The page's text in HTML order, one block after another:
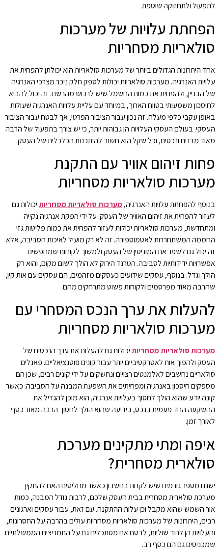
לתפעול ולתחזוקה שוטפת.
הפחתת עלויות של מערכות
סולאריות מסחריות
אחד היתרונות הגדולים ביותר של מערכות סולאריות הוא יכולתן להפחית את
עלויות האנרגיה. מערכות סולאריות יכולות לספק חלק ניכר מצרכי האנרגיה
של הבניין, ולהפחית את כמות החשמל שיש לרכוש מהרשת. זה יכול להביא
לחיסכון משמעותי בטווח הארוך, במיוחד עם עליית עלויות האנרגיה שעולות
באופן עקבי כלפי מעלה. זה נכון עבור הציבור הפרטי, אך לבטח עבור הציבור
העסקי. בעולם העסקי העלויות הן גבוהות יותר, כי יש צורך בתפעול של הרבה
מאוד מבנים ונכסים, וכל שקל הוא חשוב להיתכנות הכלכלית של העסק.
פחות זיהום אוויר עם התקנת
מערכות סולאריות מסחריות
בנוסף להפחתת עלויות האנרגיה,מערכות סולאריות מסחריותיכולות גם
לעזור להפחית את זיהום האוויר של העסק. על ידי הפקת אנרגיה נקייה
ומתחדשת, מערכות סולאריות יכולות לעזור להפחית את כמות פליטות גזי
החממה המשתחררות לאטמוספירה. זה לא רק מועיל לאיכות הסביבה, אלא
זה יכול גם לשפר את המוניטין של העסק ולמשוך לקוחות שמחפשים
אפשרויות ידידותיות לסביבה. הטרנד הירוק לא הולך לשום מקום, והוא רק
הולך וגדל. בנוסף, עסקים שידועים כעסקים מזהמים, הם עסקים עם אות קין,
שהרבה מאוד מפרסמים ולקוחות פשוט מתרחקים מהם.
להעלות את ערך הנכס המסחרי עם
מערכות סולאריות מסחריות
מערכות סולאריות מסחריותיכולות גם להעלות את ערך הנכסים של
העסק ולהפוך אות לאטרקטיביים יותר עבור קונים פוטנציאליים. פאנלים
סולאריים נחשבים לאלמנטים רצויים ונחשקים על ידי קונים רבים, שכן הם
מספקים חיסכון באנרגיה ומפחיתים את השפעת המבנה על הסביבה. כאשר
קונה יודע שהוא הולך לחסוך בעלויות אנרגיה, הוא מוכן להגדיל את
ההשקעה החד פעמית בנכס, בידיעה שהוא הולך לחסוך הרבה מאוד כסף
לאורך זמן.
איפה ומתי מתקינים מערכת
סולארית מסחרית?
ישנם מספר גורמים שיש לקחת בחשבון כאשר מחליטים האם להתקין
מערכת סולארית מסחרית בבית העסק שלכם, לרבות גודל המבנה, כמות
אור השמש שהוא מקבל וכן עלות ההתקנה. עם זאת, עבור עסקים וארגונים
רבים, היתרונות של מערכות סולאריות מסחריות עולים בהרבה על החסרונות,
והעלויות הן לרוב שוליות, לבטח אם מסתכלים גם על התמריצים הממשלתיים
שמכניסים גם הם כסף רב.